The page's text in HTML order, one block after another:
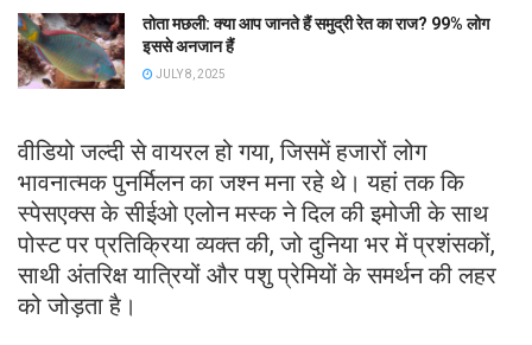
तोता मछली: क्या आप जानते हैं समुद्री रेत का राज? 99% लोग
इससे अनजान हैं
JULY 8, 2025
वीडियो जल्दी से वायरल हो गया, जिसमें हजारों लोग
भावनात्मक पुनर्मिलन का जश्न मना रहे थे। यहां तक ​​कि
स्पेसएक्स के सीईओ एलोन मस्क ने दिल की इमोजी के साथ
पोस्ट पर प्रतिक्रिया व्यक्त की, जो दुनिया भर में प्रशंसकों,
साथी अंतरिक्ष यात्रियों और पशु प्रेमियों के समर्थन की लहर
को जोड़ता है।